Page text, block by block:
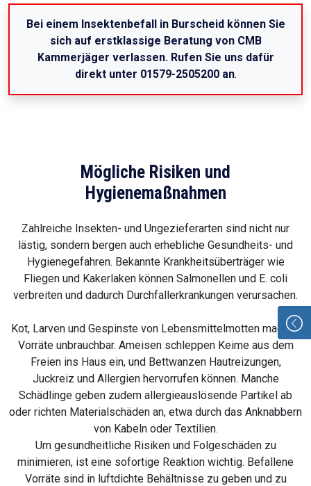
Bei einem Insektenbefall in Burscheid können Sie
sich auf erstklassige Beratung von CMB
Kammerjäger verlassen. Rufen Sie uns dafür
direkt unter 01579-2505200 an.
Mögliche Risiken und
Hygienemaßnahmen
Zahlreiche Insekten- und Ungezieferarten sind nicht nur
lästig, sondern bergen auch erhebliche Gesundheits- und
Hygienegefahren. Bekannte Krankheitsüberträger wie
Fliegen und Kakerlaken können Salmonellen und E. coli
verbreiten und dadurch Durchfallerkrankungen verursachen.
Kot, Larven und Gespinste von Lebensmittelmotten machen
Vorräte unbrauchbar. Ameisen schleppen Keime aus dem
Freien ins Haus ein, und Bettwanzen Hautreizungen,
Juckreiz und Allergien hervorrufen können. Manche
Schädlinge geben zudem allergieauslösende Partikel ab
oder richten Materialschäden an, etwa durch das Anknabbern
von Kabeln oder Textilien.
Um gesundheitliche Risiken und Folgeschäden zu
minimieren, ist eine sofortige Reaktion wichtig. Befallene
Vorräte sind in luftdichte Behältnisse zu geben und zu